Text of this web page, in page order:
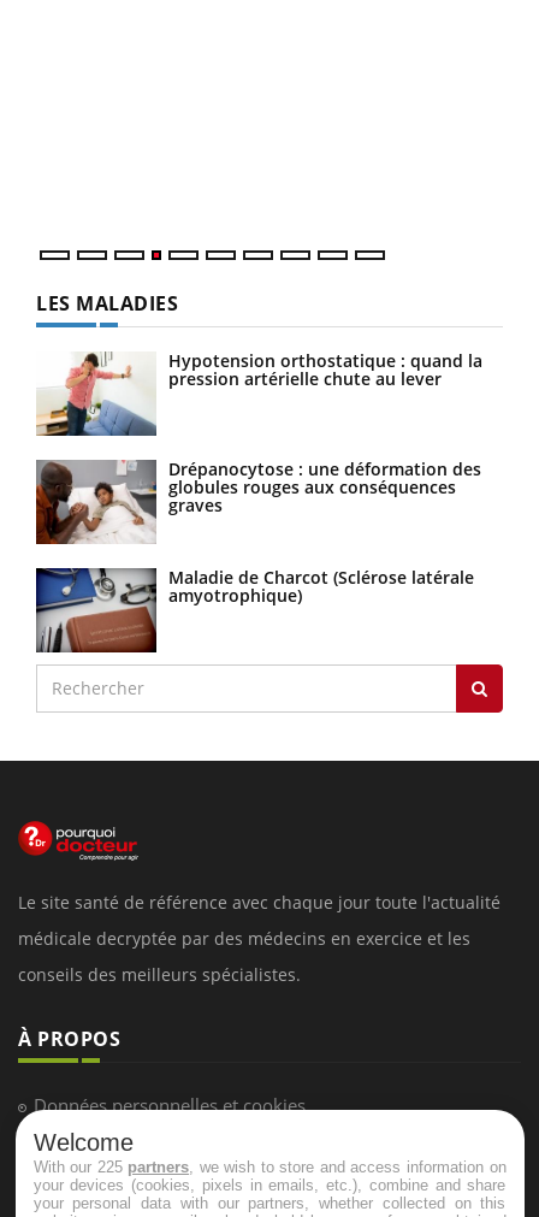
LES MALADIES
Hypotension orthostatique : quand la
pression artérielle chute au lever
Drépanocytose : une déformation des
globules rouges aux conséquences
graves
Maladie de Charcot (Sclérose latérale
amyotrophique)
Le site santé de référence avec chaque jour toute l'actualité
médicale decryptée par des médecins en exercice et les
conseils des meilleurs spécialistes.
À PROPOS
Données personnelles et cookies
Qui sommes-nous
Conditions d'utilisation
Welcome
With our 225 partners , we wish to store and access information on
your devices (cookies, pixels in emails, etc.), combine and share
your personal data with our partners, whether collected on this